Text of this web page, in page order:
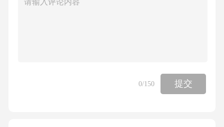
滤常用的质量控制指标技术选型与未来方向：
算资源需求伦理与隐私问题开发更高效的整合
算法构建多组学数据共享平台制定技术应用规
0/150 提交